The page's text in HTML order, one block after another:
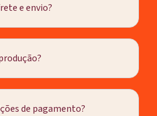
e envio?
de pagamento?